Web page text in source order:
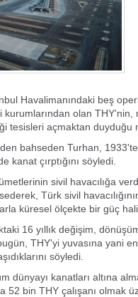
Havalimanındaki beş
olan
tesisleri açmaktan duyduğu
bahseden Turhan,
kanat çırptığını söyledi.
sivil havacılığa
Türk sivil
küresel ölçekte bir güç
16 yıllık değişim,
THY'yi yuvasına yani
söyledi.
dünyayı kanatları altına
52 bin THY çalışanı olmak